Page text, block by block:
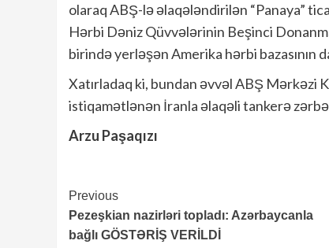
olaraq ABŞ-lə əlaqələndirilən “Panaya”
Hərbi Dəniz Qüvvələrinin Beşinci
birində yerləşən Amerika hərbi bazasının
Xatırladaq ki, bundan əvvəl ABŞ Mərkəzi
istiqamətlənən İranla əlaqəli tankerə
Arzu Paşaqızı
Continue
Reading
Previous
Pezeşkian nazirləri topladı: Azərbaycanla
bağlı GÖSTƏRİŞ VERİLDİ